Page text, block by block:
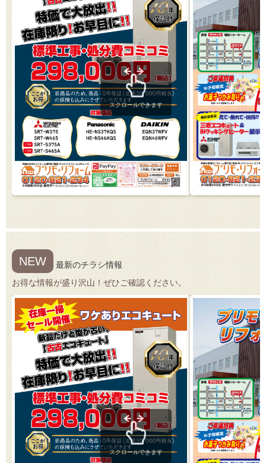
スクロールできます
NEW
最新のチラシ情報
お得な情報が盛り沢山！ぜひご確認ください。
スクロールできます